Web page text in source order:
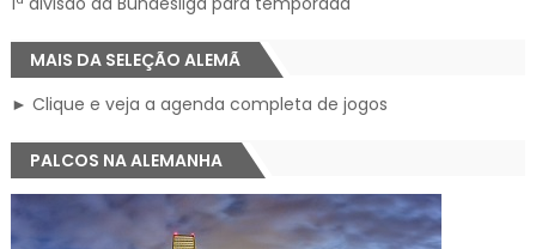
MAIS DA SELEÇÃO ALEMÃ
► Clique e veja a agenda completa de jogos
PALCOS NA ALEMANHA